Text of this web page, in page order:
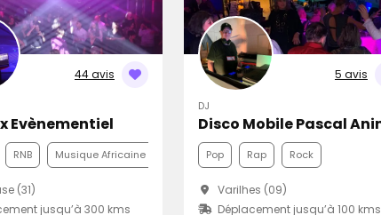
44 avis
Evènementiel
RNB Musique Africaine
(31)
jusqu’à 300 kms
5 avis
DJ
Pop Rap Rock
Varilhes (09)
Déplacement jusqu’à 100 kms